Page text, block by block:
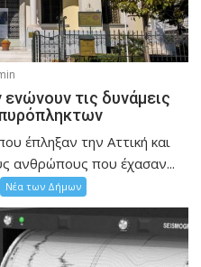
τις δυνάμεις
έπληξαν την Αττική και
ανθρώπους που έχασαν...
Νέα των Δήμων